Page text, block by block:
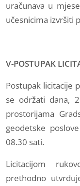
uračunava u
učesnicima izvršiti
V-POSTUPAK
Postupak licitacije
se održati dana,
prostorijama
geodetske
08.30 sati.
Licitacijom
prethodno